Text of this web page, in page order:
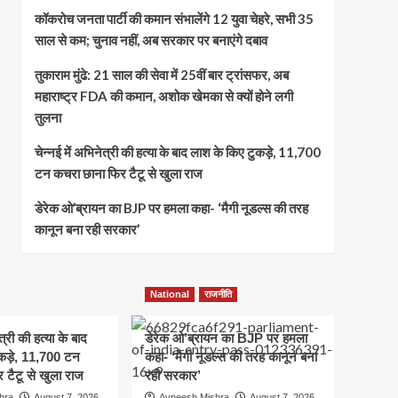
कॉकरोच जनता पार्टी की कमान संभालेंगे 12 युवा चेहरे, सभी 35
साल से कम; चुनाव नहीं, अब सरकार पर बनाएंगे दबाव
तुकाराम मुंढे: 21 साल की सेवा में 25वीं बार ट्रांसफर, अब
महाराष्ट्र FDA की कमान, अशोक खेमका से क्यों होने लगी
तुलना
चेन्नई में अभिनेत्री की हत्या के बाद लाश के किए टुकड़े, 11,700
टन कचरा छाना फिर टैटू से खुला राज
डेरेक ओ’ब्रायन का BJP पर हमला कहा- ‘मैगी नूडल्स की तरह
कानून बना रही सरकार’
की हत्या के बाद
11,700 टन
टैटू से खुला राज
National राजनीति
डेरेक ओ’ब्रायन का BJP पर हमला
कहा- ‘मैगी नूडल्स की तरह कानून बना
रही सरकार’